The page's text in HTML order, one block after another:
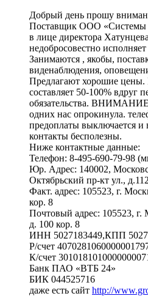
Добрый день прошу
Поставщик ООО «Системы
в лице директора
недобросовестно исполняет
Занимаются , якобы,
виденаблюдения,
Предлагают хорошие цены.
составляет 50-100% вдруг
обязательства. ВНИМАНИЕ
одних нас опрокинула.
предоплаты выключается и
контакты бесполезны.
Ниже контактные данные:
Телефон: 8-495-690-79-98
Юр. Адрес: 140002,
Октябрьский пр-кт ул., д.112
Факт. адрес: 105523, г.
кор. 8
Почтовый адрес: 105523,
д. 100 кор. 8
ИНН 5027183449,КПП
Р/счет
К/счет
Банк ПАО «ВТБ 24»
БИК 044525716
даже есть сайт http://